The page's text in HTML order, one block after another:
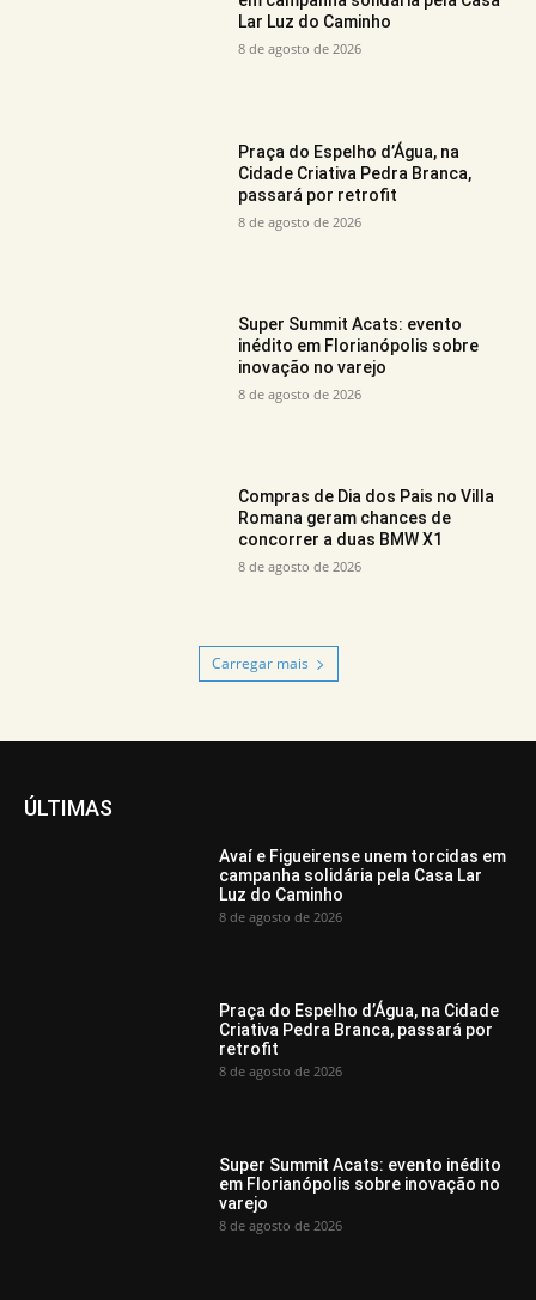
Lar Luz do Caminho
8 de agosto de 2026
Praça do Espelho d’Água, na
Cidade Criativa Pedra Branca,
passará por retrofit
8 de agosto de 2026
Super Summit Acats: evento
inédito em Florianópolis sobre
inovação no varejo
8 de agosto de 2026
Compras de Dia dos Pais no Villa
Romana geram chances de
concorrer a duas BMW X1
8 de agosto de 2026
Carregar mais
ÚLTIMAS
Avaí e Figueirense unem torcidas em
campanha solidária pela Casa Lar
Luz do Caminho
8 de agosto de 2026
Praça do Espelho d’Água, na Cidade
Criativa Pedra Branca, passará por
retrofit
8 de agosto de 2026
Super Summit Acats: evento inédito
em Florianópolis sobre inovação no
varejo
8 de agosto de 2026